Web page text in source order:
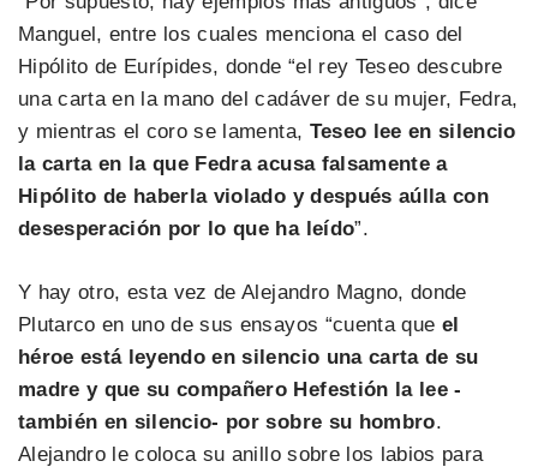
Manguel, entre los cuales menciona el caso del
Hipólito de Eurípides, donde “el rey Teseo descubre
una carta en la mano del cadáver de su mujer, Fedra,
y mientras el coro se lamenta, Teseo lee en silencio
la carta en la que Fedra acusa falsamente a
Hipólito de haberla violado y después aúlla con
desesperación por lo que ha leído”.
Y hay otro, esta vez de Alejandro Magno, donde
Plutarco en uno de sus ensayos “cuenta que el
héroe está leyendo en silencio una carta de su
madre y que su compañero Hefestión la lee -
también en silencio- por sobre su hombro.
Alejandro le coloca su anillo sobre los labios para